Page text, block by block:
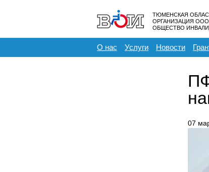
ТЮМЕНСКАЯ
ОРГАНИЗАЦИЯ
ОБЩЕСТВО
О нас Услуги Новости
07